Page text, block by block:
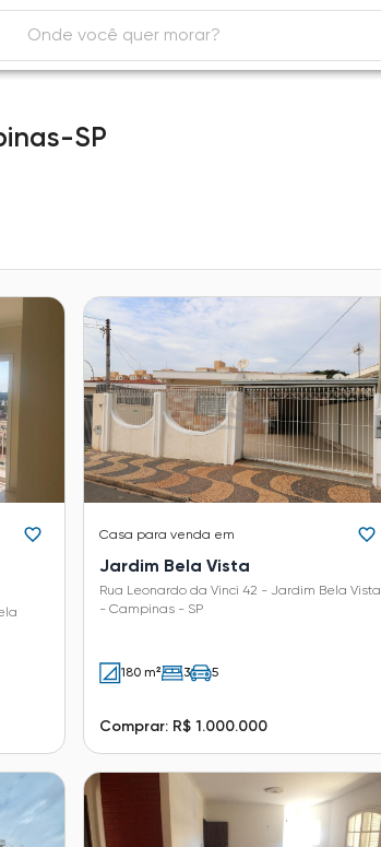
SP
Casa para venda em
Jardim Bela Vista
Rua Leonardo da Vinci 42 - Jardim Bela Vista
- Campinas - SP
180 m² 3 5
Comprar: R$ 1.000.000